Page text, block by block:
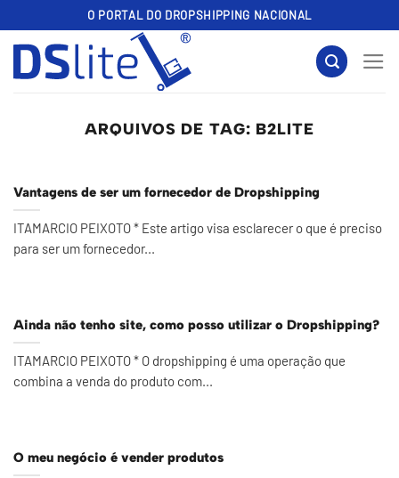
to
content
O PORTAL DO DROPSHIPPING NACIONAL
ARQUIVOS DE TAG: B2LITE
Vantagens de ser um fornecedor de Dropshipping
ITAMARCIO PEIXOTO * Este artigo visa esclarecer o que é preciso
para ser um fornecedor...
Ainda não tenho site, como posso utilizar o Dropshipping?
ITAMARCIO PEIXOTO * O dropshipping é uma operação que
combina a venda do produto com...
O meu negócio é vender produtos